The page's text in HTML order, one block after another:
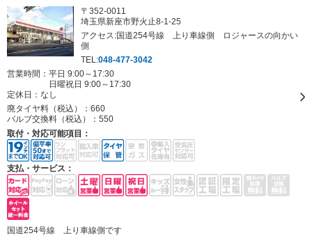
〒352-0011
埼玉県新座市野火止8-1-25
アクセス:国道254号線 上り車線側 ロジャースの向かい
側
TEL:048-477-3042
営業時間：平日 9:00～17:30
日曜祝日 9:00～17:30
定休日： なし
廃タイヤ料（税込）： 660
バルブ交換料（税込）： 550
取付・対応可能項目：
支払・サービス：
国道254号線 上り車線側です